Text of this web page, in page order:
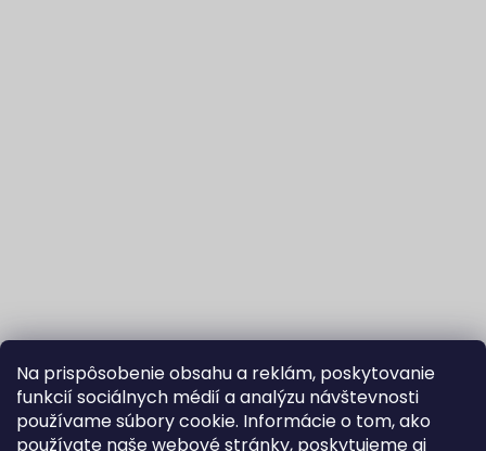
Na prispôsobenie obsahu a reklám, poskytovanie
funkcií sociálnych médií a analýzu návštevnosti
používame súbory cookie. Informácie o tom, ako
používate naše webové stránky, poskytujeme aj